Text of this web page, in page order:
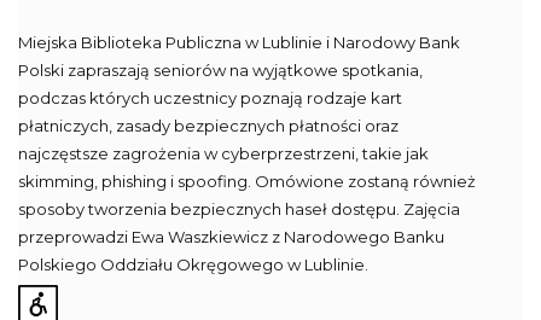
Miejska Biblioteka Publiczna w Lublinie i Narodowy Bank
Polski zapraszają seniorów na wyjątkowe spotkania,
podczas których uczestnicy poznają rodzaje kart
płatniczych, zasady bezpiecznych płatności oraz
najczęstsze zagrożenia w cyberprzestrzeni, takie jak
skimming, phishing i spoofing. Omówione zostaną również
sposoby tworzenia bezpiecznych haseł dostępu. Zajęcia
przeprowadzi Ewa Waszkiewicz z Narodowego Banku
Polskiego Oddziału Okręgowego w Lublinie.